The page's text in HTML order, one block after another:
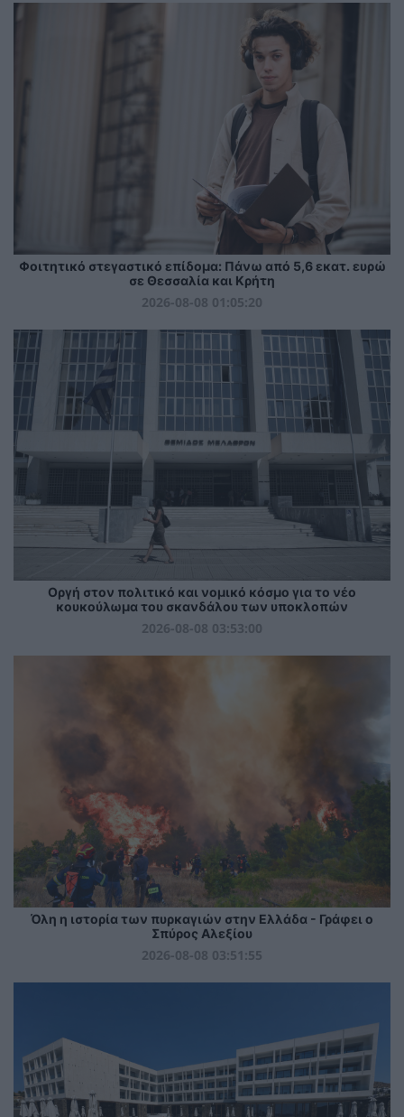
Φοιτητικό στεγαστικό επίδομα: Πάνω από 5,6 εκατ. ευρώ
σε Θεσσαλία και Κρήτη
2026-08-08 01:05:20
Οργή στον πολιτικό και νομικό κόσμο για το νέο
κουκούλωμα του σκανδάλου των υποκλοπών
2026-08-08 03:53:00
Όλη η ιστορία των πυρκαγιών στην Ελλάδα - Γράφει ο
Σπύρος Αλεξίου
2026-08-08 03:51:55